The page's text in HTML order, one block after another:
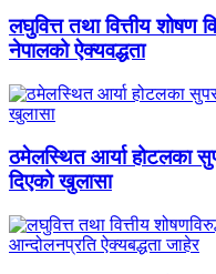
लघुवित्त तथा वित्तीय
नेपालको ऐक्यवद्धता
ठमेलस्थित आर्या होटलका
दिएको खुलासा